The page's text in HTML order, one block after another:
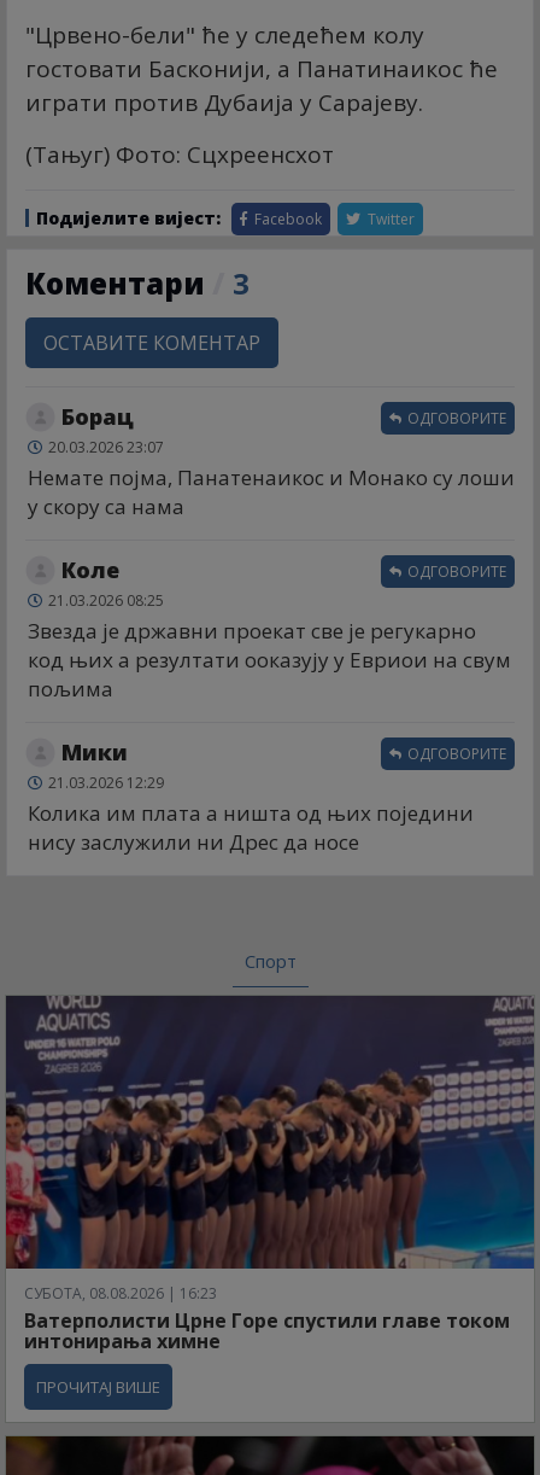
"Црвено-бели" ће у следећем колу
гостовати Басконији, а Панатинаикос ће
играти против Дубаија у Сарајеву.
(Тањуг) Фото: Сцхреенсхот
Подијелите вијест: Facebook Twitter
Коментари 3
ОСТАВИТЕ КОМЕНТАР
Борац
20.03.2026 23:07
Немате појма, Панатенаикос и Монако су лоши
у скору са нама
ОДГОВОРИТЕ
Коле
21.03.2026 08:25
Звезда је државни проекат све је регукарно
код њих а резултати ооказују у Евриои на свум
пољима
ОДГОВОРИТЕ
Мики
21.03.2026 12:29
Колика им плата а ништа од њих поједини
нису заслужили ни Дрес да носе
ОДГОВОРИТЕ
Спорт
СУБОТА, 08.08.2026 | 16:23
Ватерполисти Црне Горе спустили главе током
интонирања химне
ПРОЧИТАЈ ВИШЕ